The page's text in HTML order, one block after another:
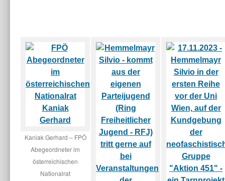
Kaniak Gerhard – FPÖ
Abegeordneter im
österreichischen
Nationalrat